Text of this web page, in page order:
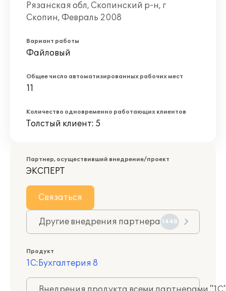
Рязанская обл, Скопинский р-н, г
Скопин, Февраль 2008
Вариант работы
Файловый
Общее число автоматизированных рабочих мест
11
Количество одновременно работающих клиентов
Толстый клиент: 5
Партнер, осуществивший внедрение/проект
ЭКСПЕРТ
Связаться
Другие внедрения партнера 1448
Продукт
1С:Бухгалтерия 8